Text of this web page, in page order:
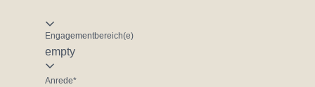
Engagementbereich(e)
empty
Anrede*